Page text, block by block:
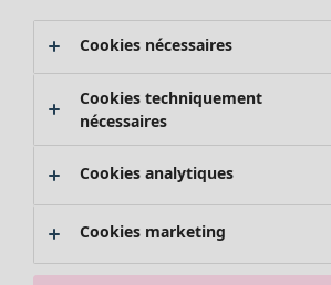
Promos SOLDES
Les promos de Gudrun Sjödén
Nouvel arrivage
Bonnes affaires en soldes - jusqu'à -70
Cookies nécessaires
Cookies techniquement
nécessaires
Cookies analytiques
Cookies marketing